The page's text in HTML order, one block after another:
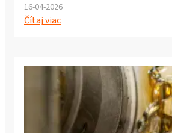
16-04-2026
Čítaj viac